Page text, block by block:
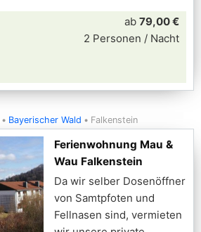
ab 79,00 €
2 Personen / Nacht
Bayerischer Wald Falkenstein
Ferienwohnung Mau &
Wau Falkenstein
Da wir selber Dosenöffner
von Samtpfoten und
Fellnasen sind, vermieten